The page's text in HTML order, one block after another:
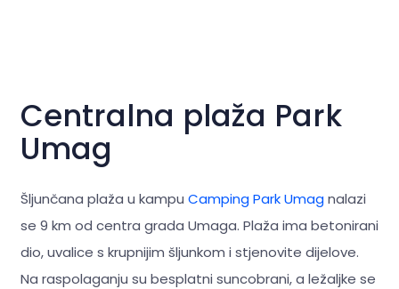
Centralna plaža Park
Umag
Šljunčana plaža u kampu Camping Park Umagnalazi
se 9 km od centra grada Umaga. Plaža ima betonirani
dio, uvalice s krupnijim šljunkom i stjenovite dijelove.
Na raspolaganju su besplatni suncobrani, a ležaljke se